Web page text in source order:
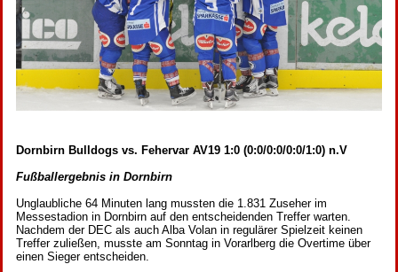
Dornbirn Bulldogs vs. Fehervar AV19 1:0 (0:0/0:0/0:0/1:0) n.V
Fußballergebnis in Dornbirn
Unglaubliche 64 Minuten lang mussten die 1.831 Zuseher im
Messestadion in Dornbirn auf den entscheidenden Treffer warten.
Nachdem der DEC als auch Alba Volan in regulärer Spielzeit keinen
Treffer zuließen, musste am Sonntag in Vorarlberg die Overtime über
einen Sieger entscheiden.